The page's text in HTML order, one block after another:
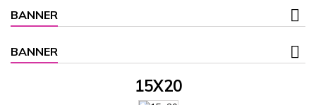
BANNER
BANNER
15X20